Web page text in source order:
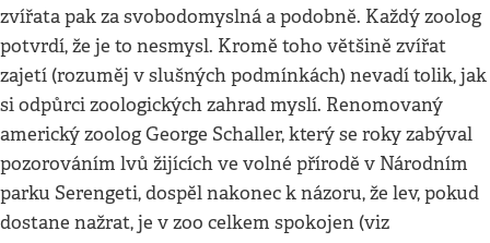
zvířata pak za svobodomyslná a podobně. Každý zoolog
potvrdí, že je to nesmysl. Kromě toho většině zvířat
zajetí (rozuměj v slušných podmínkách) nevadí tolik, jak
si odpůrci zoologických zahrad myslí. Renomovaný
americký zoolog George Schaller, který se roky zabýval
pozorováním lvů žijících ve volné přírodě v Národním
parku Serengeti, dospěl nakonec k názoru, že lev, pokud
dostane nažrat, je v zoo celkem spokojen (viz